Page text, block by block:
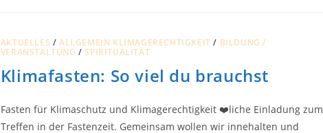
AKTUELLES /ALLGEMEIN KLIMAGERECHTIGKEIT / BILDUNG /
VERANSTALTUNG / SPIRITUALITÄT
Klimafasten: So viel du brauchst
Fasten für Klimaschutz und Klimagerechtigkeit ❤️liche Einladung zum
Treffen in der Fastenzeit. Gemeinsam wollen wir innehalten und